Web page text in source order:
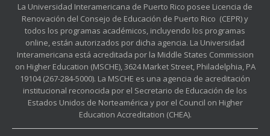
La Universidad Interamericana de Puerto Rico posee Licencia de
Renovación del Consejo de Educación de Puerto Rico (CEPR) y
todos los programas académicos, incluyendo los programas
online, están autorizados por dicha agencia. La Universidad
Interamericana está acreditada por la Middle States Commission
on Higher Education (MSCHE), 3624 Market Street, Philadelphia, PA
19104 (267-284-5000). La MSCHE es una agencia de acreditación
institucional reconocida por el Secretario de Educación de los
Estados Unidos de Norteamérica y por el Council on Higher
Education Accreditation (CHEA).